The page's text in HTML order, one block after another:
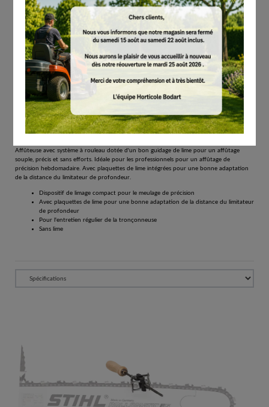
STIHL
Affûteuse FG 4, pour chaîne 3/8" P Mini, Ø 4,0
mm
# 56120007503
Entretien des dispositifs de coupe
38.40
Tous les prix comprennent la TVA de 21%.
Réserver
Affûteuse avec système à rouleau dotée d'un bon guidage de lime pour un affûtage
souple, précis et sans efforts. Idéale pour les professionnels pour un affûtage de
précision hebdomadaire. Avec plaquettes de lime intégrées pour une bonne adaptation
de la distance du limitateur de profondeur.
Dispositif de limage compact pour le meulage de précision
Avec plaquettes de lime pour une bonne adaptation de la distance du limitateur
de profondeur
Pour l'entretien régulier de la tronçonneuse
Sans lime